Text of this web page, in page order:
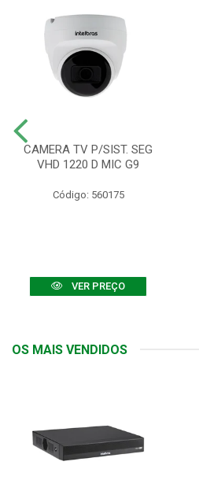
CAMERA TV P/SIST. SEG
VHD 1220 D MIC G9
Código: 560175
VER PREÇO
OS MAIS VENDIDOS